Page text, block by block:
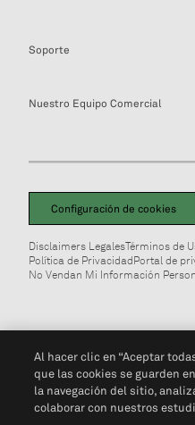
Soporte
Nuestro Equipo Comercial
Configuración de cookies
Disclaimers LegalesTérminos de
Política de PrivacidadPortal de
No Vendan Mi Información
Al hacer clic en “Aceptar
que las cookies se guarden
la navegación del sitio,
colaborar con nuestros